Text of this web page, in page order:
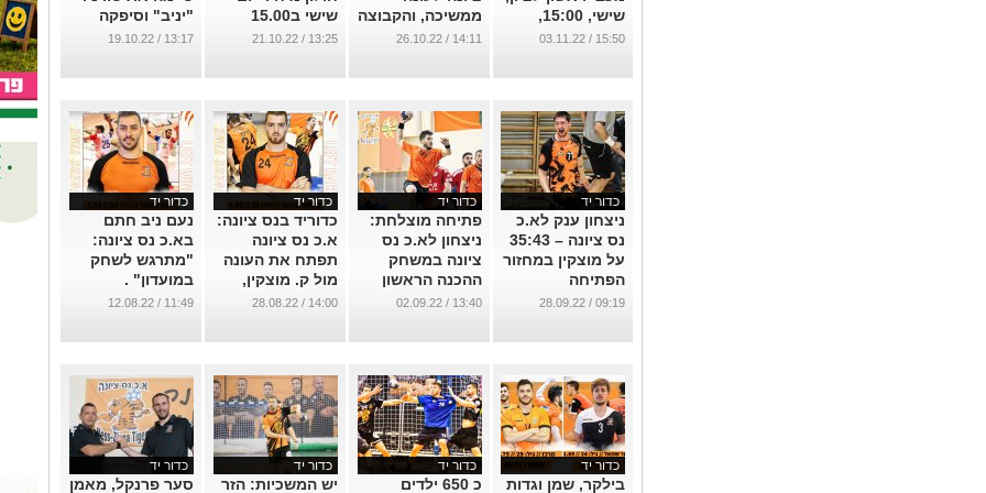
שישי, 15:00,
אולם צימרמן
15:50 / 03.11.22
ממשיכה, והקבוצה
ממשיכה לייצר
עקביות
14:11 / 26.10.22
שישי ב15.00
...
13:25 / 21.10.22
"יניב" וסיפקה
הרבה אופטימיות
...
13:17 / 19.10.22
כדור יד
ניצחון ענק לא.כ
נס ציונה – 35:43
על מוצקין במחזור
הפתיחה
...
09:19 / 28.09.22
כדור יד
פתיחה מוצלחת:
ניצחון לא.כ נס
ציונה במשחק
ההכנה הראשון
לעונה
13:40 / 02.09.22
כדור יד
כדוריד בנס ציונה:
א.כ נס ציונה
תפתח את העונה
מול ק. מוצקין,
הלר חתם
14:00 / 28.08.22
כדור יד
נעם ניב חתם
בא.כ נס ציונה:
"מתרגש לשחק
במועדון" .
...
11:49 / 12.08.22
כדור יד
בילקר, שמן וגדות
כדור יד
כ 650 ילדים
כדור יד
יש המשכיות: הזר
כדור יד
סער פרנקל, מאמן